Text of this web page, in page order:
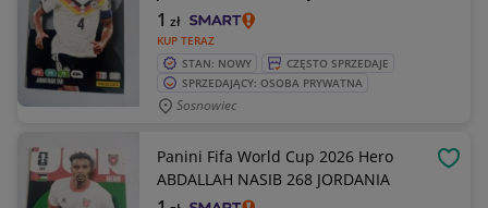
KUP TERAZ
1 zł
STAN: NOWY
CZĘSTO SPRZEDAJE
SPRZEDAJĄCY: OSOBA PRYWATNA
Sosnowiec
Panini Fifa World Cup 2026 Hero
ABDALLAH NASIB 268 JORDANIA